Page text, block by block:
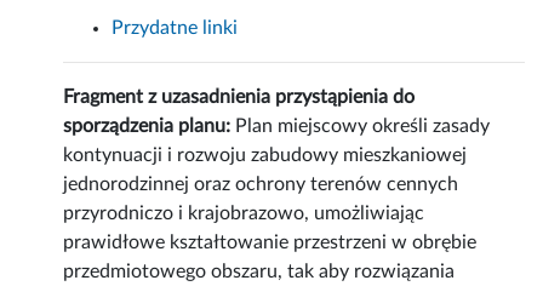
Przydatne linki
Fragment z uzasadnienia przystąpienia do
sporządzenia planu: Plan miejscowy określi zasady
kontynuacji i rozwoju zabudowy mieszkaniowej
jednorodzinnej oraz ochrony terenów cennych
przyrodniczo i krajobrazowo, umożliwiając
prawidłowe kształtowanie przestrzeni w obrębie
przedmiotowego obszaru, tak aby rozwiązania